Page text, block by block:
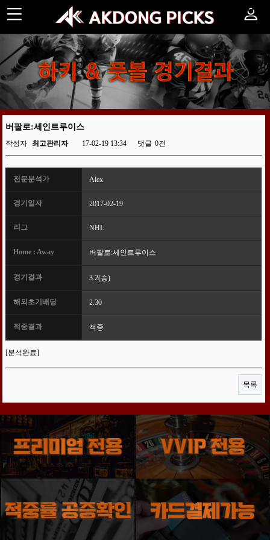
하키&풋볼 경기결과
버팔로:세인트루이스
작성자 최고관리자 17-02-19 13:34 댓글 0건
전문분석가 Alex
경기일자 2017-02-19
리그 NHL
Home : Away 버팔로:세인트루이스
경기결과 3:2(승)
해외초기배당 2.30
적중결과 적중
[분석완료]
목록